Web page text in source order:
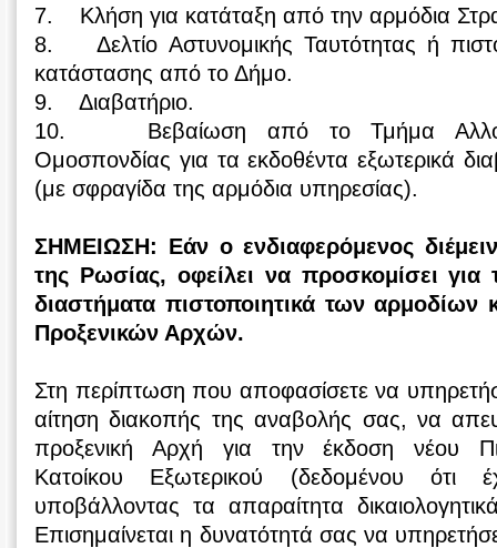
7. Κλήση για κατάταξη από την αρμόδια
8. Δελτίο Αστυνομικής Ταυτότητας ή
κατάστασης από το Δήμο.
9. Διαβατήριο.
10. Βεβαίωση από το Τμήμα
Ομοσπονδίας για τα εκδοθέντα εξωτερικά
(με σφραγίδα της αρμόδια υπηρεσίας).
ΣΗΜΕΙΩΣΗ: Εάν ο ενδιαφερόμενος
της Ρωσίας, οφείλει να προσκομίσει για
διαστήματα πιστοποιητικά των αρμοδίων
Προξενικών Αρχών.
Στη περίπτωση που αποφασίσετε να
αίτηση διακοπής της αναβολής σας, να
προξενική Αρχή για την έκδοση νέου
Κατοίκου Εξωτερικού (δεδομένου ότι
υποβάλλοντας τα απαραίτητα
Επισημαίνεται η δυνατότητά σας να